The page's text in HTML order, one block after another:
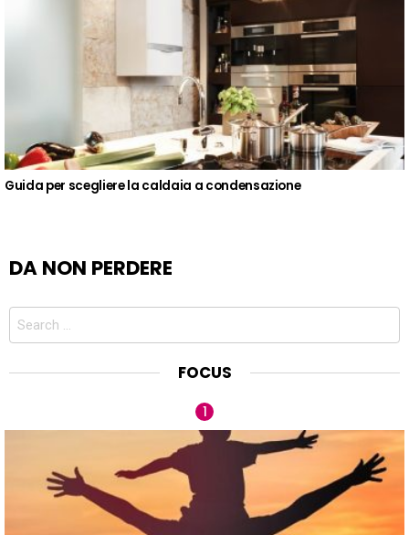
Guida per scegliere la caldaia a condensazione
DA NON PERDERE
FOCUS